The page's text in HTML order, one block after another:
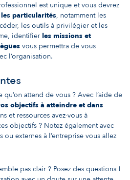
est unique et vous devrez
particularités, notamment les
les outils à privilégier et les
identifier les missions et
vous permettra de vous
l’organisation.
qu’on attend de vous ? Avec l’aide de
objectifs à atteindre et dans
et ressources avez-vous à
objectifs ? Notez également avec
externes à l’entreprise vous allez
pas clair ? Posez des questions !